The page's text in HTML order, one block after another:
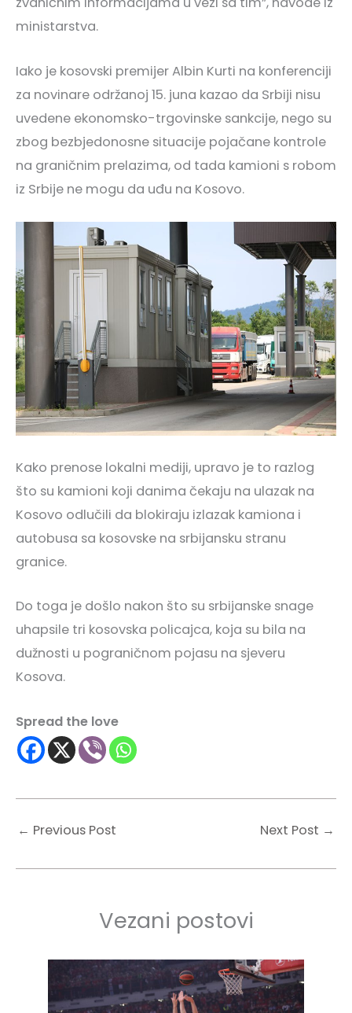
ministarstva.
Iako je kosovski premijer Albin Kurti na konferenciji
za novinare održanoj 15. juna kazao da Srbiji nisu
uvedene ekonomsko-trgovinske sankcije, nego su
zbog bezbjedonosne situacije pojačane kontrole
na graničnim prelazima, od tada kamioni s robom
iz Srbije ne mogu da uđu na Kosovo.
Kako prenose lokalni mediji, upravo je to razlog
što su kamioni koji danima čekaju na ulazak na
Kosovo odlučili da blokiraju izlazak kamiona i
autobusa sa kosovske na srbijansku stranu
granice.
Do toga je došlo nakon što su srbijanske snage
uhapsile tri kosovska policajca, koja su bila na
dužnosti u pograničnom pojasu na sjeveru
Kosova.
Spread the love
← Previous Post Next Post →
Vezani postovi